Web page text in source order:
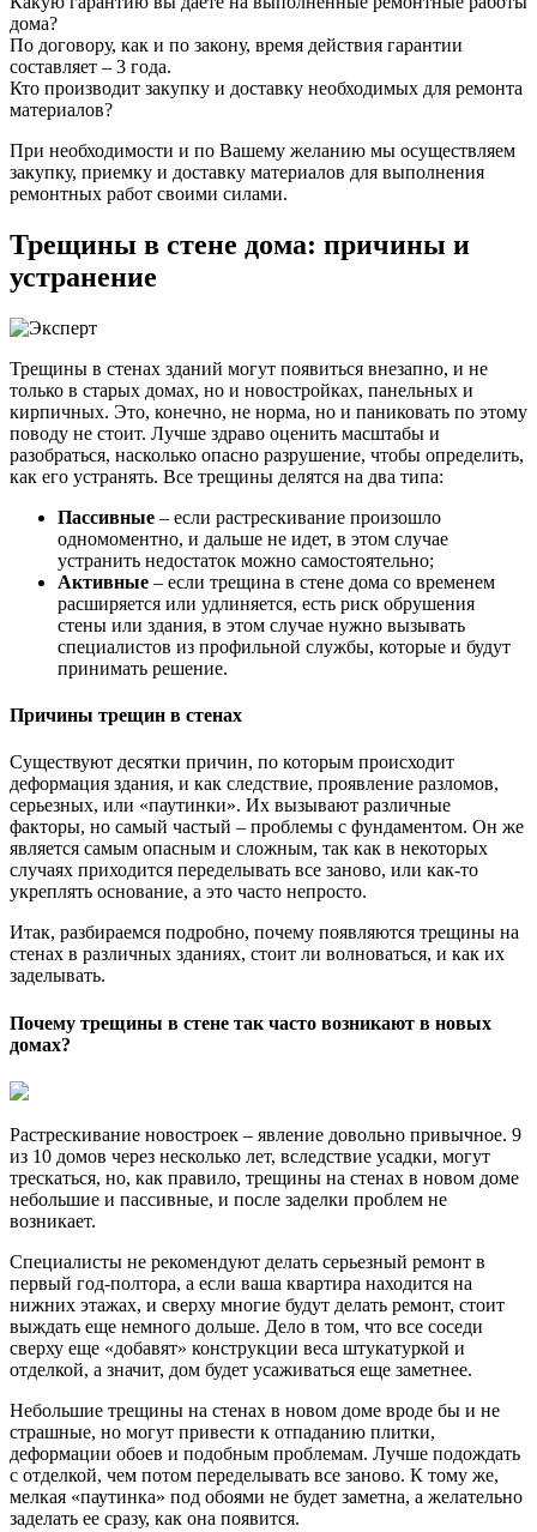
дома?
По договору, как и по закону, время действия гарантии
составляет – 3 года.
Кто производит закупку и доставку необходимых для ремонта
материалов?
При необходимости и по Вашему желанию мы осуществляем
закупку, приемку и доставку материалов для выполнения
ремонтных работ своими силами.
Трещины в стене дома: причины и
устранение
Трещины в стенах зданий могут появиться внезапно, и не
только в старых домах, но и новостройках, панельных и
кирпичных. Это, конечно, не норма, но и паниковать по этому
поводу не стоит. Лучше здраво оценить масштабы и
разобраться, насколько опасно разрушение, чтобы определить,
как его устранять. Все трещины делятся на два типа:
Пассивные – если растрескивание произошло
одномоментно, и дальше не идет, в этом случае
устранить недостаток можно самостоятельно;
Активные – если трещина в стене дома со временем
расширяется или удлиняется, есть риск обрушения
стены или здания, в этом случае нужно вызывать
специалистов из профильной службы, которые и будут
принимать решение.
Причины трещин в стенах
Существуют десятки причин, по которым происходит
деформация здания, и как следствие, проявление разломов,
серьезных, или «паутинки». Их вызывают различные
факторы, но самый частый – проблемы с фундаментом. Он же
является самым опасным и сложным, так как в некоторых
случаях приходится переделывать все заново, или как-то
укреплять основание, а это часто непросто.
Итак, разбираемся подробно, почему появляются трещины на
стенах в различных зданиях, стоит ли волноваться, и как их
заделывать.
Почему трещины в стене так часто возникают в новых
домах?
Растрескивание новостроек – явление довольно привычное. 9
из 10 домов через несколько лет, вследствие усадки, могут
трескаться, но, как правило, трещины на стенах в новом доме
небольшие и пассивные, и после заделки проблем не
возникает.
Специалисты не рекомендуют делать серьезный ремонт в
первый год-полтора, а если ваша квартира находится на
нижних этажах, и сверху многие будут делать ремонт, стоит
выждать еще немного дольше. Дело в том, что все соседи
сверху еще «добавят» конструкции веса штукатуркой и
отделкой, а значит, дом будет усаживаться еще заметнее.
Небольшие трещины на стенах в новом доме вроде бы и не
страшные, но могут привести к отпаданию плитки,
деформации обоев и подобным проблемам. Лучше подождать
с отделкой, чем потом переделывать все заново. К тому же,
мелкая «паутинка» под обоями не будет заметна, а желательно
заделать ее сразу, как она появится.